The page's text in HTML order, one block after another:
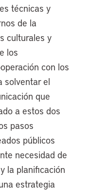
técnicas y
de la
culturales y
los
con los
solventar el
que
a estos dos
pasos
públicos
necesidad de
la planificación
estrategia